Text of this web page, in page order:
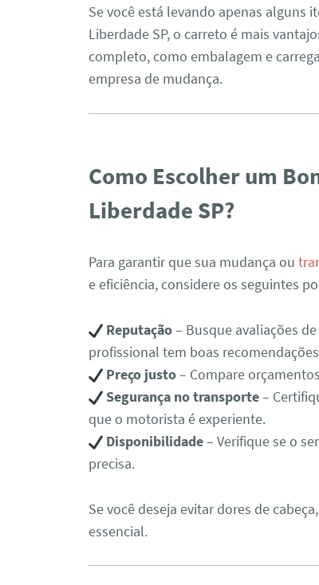
Se você está levando apenas alguns
Liberdade SP, o carreto é mais
completo, como embalagem e
empresa de mudança.
Como Escolher um
Liberdade SP?
Para garantir que sua mudança ou
e eficiência, considere os seguintes
Reputação– Busque avaliações
profissional tem boas
Preço justo– Compare
Segurança no transporte–
que o motorista é experiente.
Disponibilidade– Verifique se o
precisa.
Se você deseja evitar dores de
essencial.